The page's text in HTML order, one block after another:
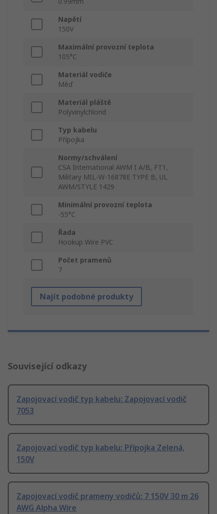
Napětí
150V
Maximální provozní teplota
105°C
Materiál vodiče
Měď
Materiál pláště
Polyvinylchlorid
Typ kabelu
Přípojka
Normy/schválení
CSA International AWM I A/B, FT1,
Military MIL-W-16878E TYPE B, UL
AWM/STYLE 1429
Minimální provozní teplota
-55°C
Řada
Hookup Wire PVC
Počet pramenů
7
Najít podobné produkty
Související odkazy
Zapojovací vodič typ kabelu: Zapojovací vodič
7053
Zapojovací vodič typ kabelu: Přípojka Zelená,
150V
Zapojovací vodič prameny vodičů: 7 150V 30 m 26
AWG Alpha Wire